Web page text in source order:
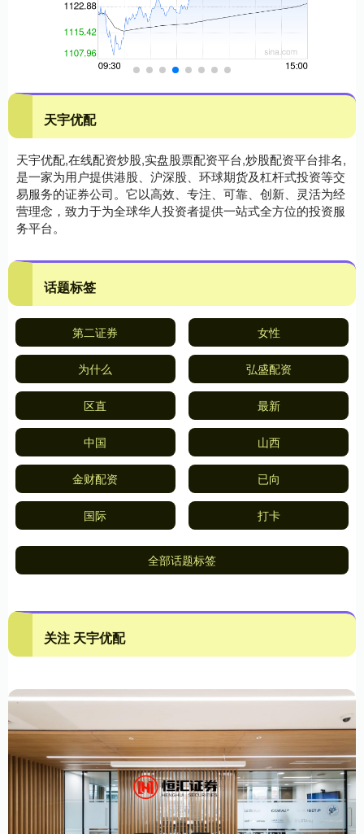
天宇优配
天宇优配,在线配资炒股,实盘股票配资平台,炒股配资平台排名,
是一家为用户提供港股、沪深股、环球期货及杠杆式投资等交
易服务的证券公司。它以高效、专注、可靠、创新、灵活为经
营理念，致力于为全球华人投资者提供一站式全方位的投资服
务平台。
话题标签
第二证券 女性
为什么 弘盛配资
区直 最新
中国 山西
金财配资 已向
国际 打卡
全部话题标签
关注 天宇优配